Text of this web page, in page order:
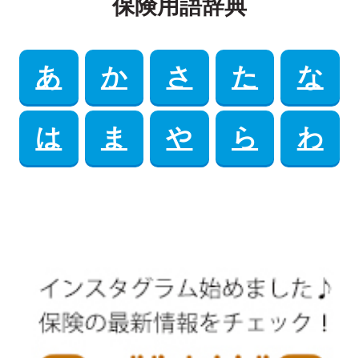
保険用語辞典
あ か さ た な
は ま や ら わ